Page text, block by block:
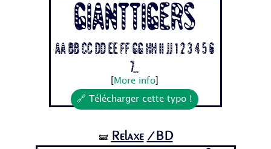
Gianttigers
Aa Bb Cc Dd Ee Ff Gg Hh Ii Jj 1 2 3 4 5 6
7...
More info]
🔗 Télécharger cette typo !
🝛 Relaxe /BD